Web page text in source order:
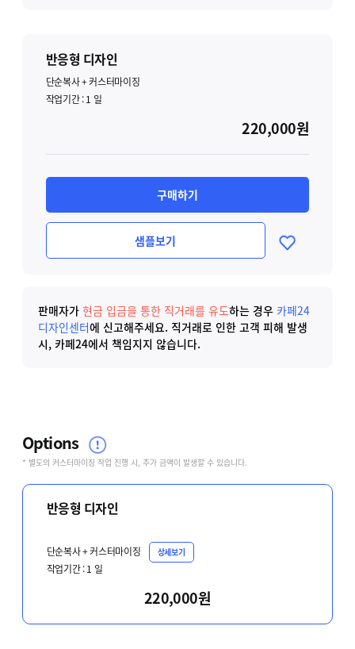
Options
* 별도의 커스터마이징 작업 진행 시, 추가 금액이 발생할 수 있습니다.
반응형 디자인
단순복사 + 커스터마이징 상세보기
작업기간 :1 일
220,000원
반응형 디자인
단순복사 + 커스터마이징
작업기간 :1 일
220,000원
구매하기
샘플보기
판매자가 현금 입금을 통한 직거래를 유도하는 경우 카페24
디자인센터에 신고해주세요. 직거래로 인한 고객 피해 발생
시, 카페24에서 책임지지 않습니다.